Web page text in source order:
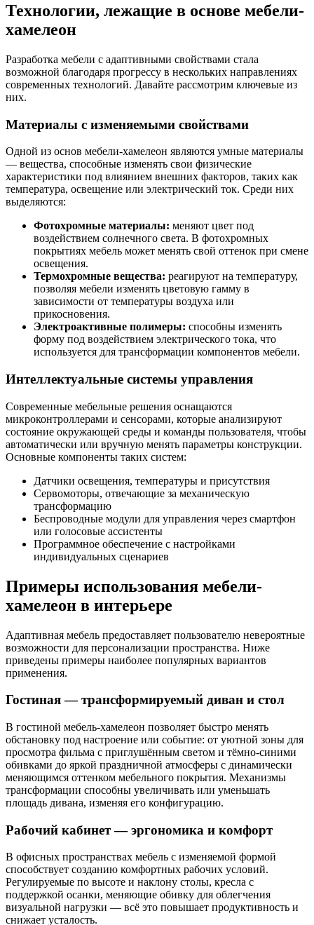
Технологии, лежащие в основе мебели-
хамелеон
Разработка мебели с адаптивными свойствами стала
возможной благодаря прогрессу в нескольких направлениях
современных технологий. Давайте рассмотрим ключевые из
них.
Материалы с изменяемыми свойствами
Одной из основ мебели-хамелеон являются умные материалы
— вещества, способные изменять свои физические
характеристики под влиянием внешних факторов, таких как
температура, освещение или электрический ток. Среди них
выделяются:
Фотохромные материалы: меняют цвет под
воздействием солнечного света. В фотохромных
покрытиях мебель может менять свой оттенок при смене
освещения.
Термохромные вещества: реагируют на температуру,
позволяя мебели изменять цветовую гамму в
зависимости от температуры воздуха или
прикосновения.
Электроактивные полимеры: способны изменять
форму под воздействием электрического тока, что
используется для трансформации компонентов мебели.
Интеллектуальные системы управления
Современные мебельные решения оснащаются
микроконтроллерами и сенсорами, которые анализируют
состояние окружающей среды и команды пользователя, чтобы
автоматически или вручную менять параметры конструкции.
Основные компоненты таких систем:
Датчики освещения, температуры и присутствия
Сервомоторы, отвечающие за механическую
трансформацию
Беспроводные модули для управления через смартфон
или голосовые ассистенты
Программное обеспечение с настройками
индивидуальных сценариев
Примеры использования мебели-
хамелеон в интерьере
Адаптивная мебель предоставляет пользователю невероятные
возможности для персонализации пространства. Ниже
приведены примеры наиболее популярных вариантов
применения.
Гостиная — трансформируемый диван и стол
В гостиной мебель-хамелеон позволяет быстро менять
обстановку под настроение или событие: от уютной зоны для
просмотра фильма с приглушённым светом и тёмно-синими
обивками до яркой праздничной атмосферы с динамически
меняющимся оттенком мебельного покрытия. Механизмы
трансформации способны увеличивать или уменьшать
площадь дивана, изменяя его конфигурацию.
Рабочий кабинет — эргономика и комфорт
В офисных пространствах мебель с изменяемой формой
способствует созданию комфортных рабочих условий.
Регулируемые по высоте и наклону столы, кресла с
поддержкой осанки, меняющие обивку для облегчения
визуальной нагрузки — всё это повышает продуктивность и
снижает усталость.